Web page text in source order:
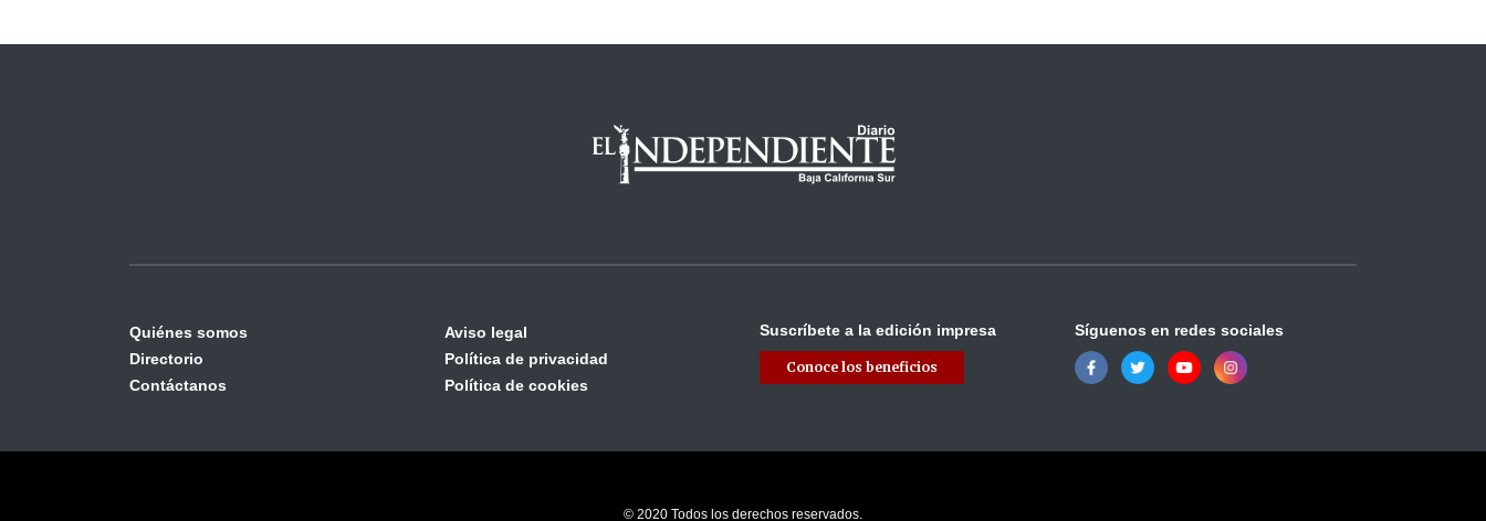
Quiénes somos
Directorio
Contáctanos
Aviso legal
Política de privacidad
Política de cookies
Suscríbete a la edición impresa
Conoce los beneficios
Síguenos en redes sociales
© 2020 Todos los derechos reservados.